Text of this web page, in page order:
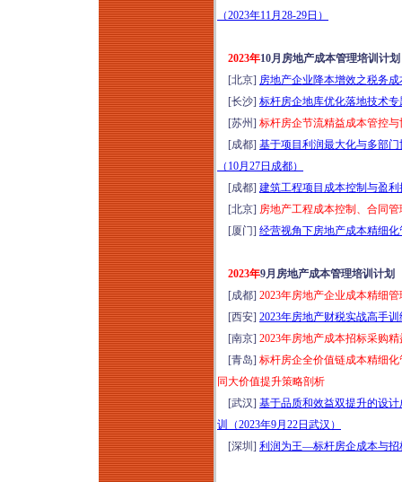
（2023年11月28-29日）
2023年10月房地产成本管理培训计划
[北京] 房地产企业降本增效之税务
[长沙] 标杆房企地库优化落地技术
[苏州] 标杆房企节流精益成本管控
[成都] 基于项目利润最大化与多部
（10月27日成都）
[成都] 建筑工程项目成本控制与盈
[北京] 房地产工程成本控制、合同
[厦门] 经营视角下房地产成本精细化
2023年9月房地产成本管理培训计划
[成都] 2023年房地产企业成本精细
[西安] 2023年房地产财税实战高手
[南京] 2023年房地产成本招标采购
[青岛] 标杆房企全价值链成本精细
同大价值提升策略剖析
[武汉] 基于品质和效益双提升的设
训（2023年9月22日武汉）
[深圳] 利润为王—标杆房企成本与招